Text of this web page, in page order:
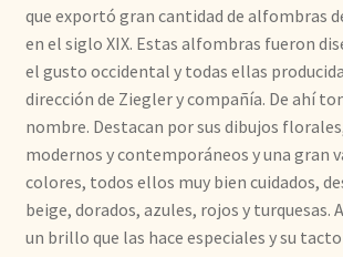
que exportó gran cantidad de alfombras
en el siglo XIX. Estas alfombras fueron
el gusto occidental y todas ellas
dirección de Ziegler y compañía. De ahí
nombre. Destacan por sus dibujos
modernos y contemporáneos y una gran
colores, todos ellos muy bien cuidados,
beige, dorados, azules, rojos y turquesas.
un brillo que las hace especiales y su